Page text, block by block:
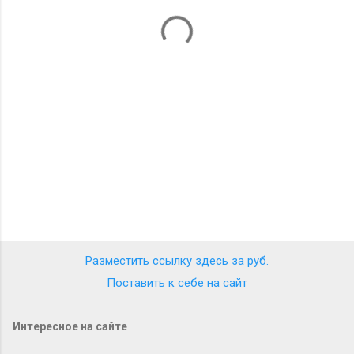
Разместить ссылку здесь за руб.
Поставить к себе на сайт
Интересное на сайте